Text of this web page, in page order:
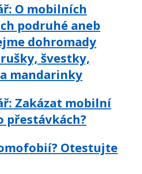
O mobilních
podruhé aneb
dohromady
švestky,
mandarinky
Zakázat mobilní
přestávkách?
Otestujte